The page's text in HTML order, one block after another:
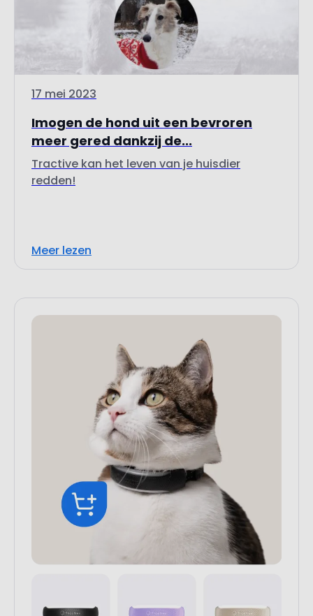
17 mei 2023
Imogen de hond uit een bevroren
meer gered dankzij de...
Tractive kan het leven van je huisdier
redden!
Meer lezen